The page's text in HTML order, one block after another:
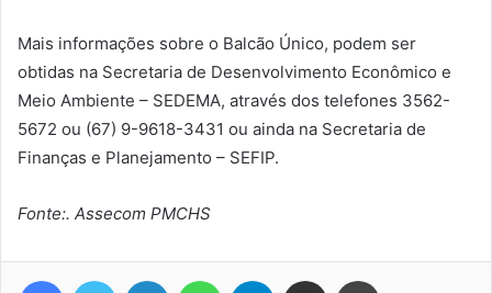
Mais informações sobre o Balcão Único, podem ser
obtidas na Secretaria de Desenvolvimento Econômico e
Meio Ambiente – SEDEMA, através dos telefones 3562-
5672 ou (67) 9-9618-3431 ou ainda na Secretaria de
Finanças e Planejamento – SEFIP.
Fonte:. Assecom PMCHS
FacebookTwitter Linkedin WhatsAppTelegram Compartilhar via e-mail